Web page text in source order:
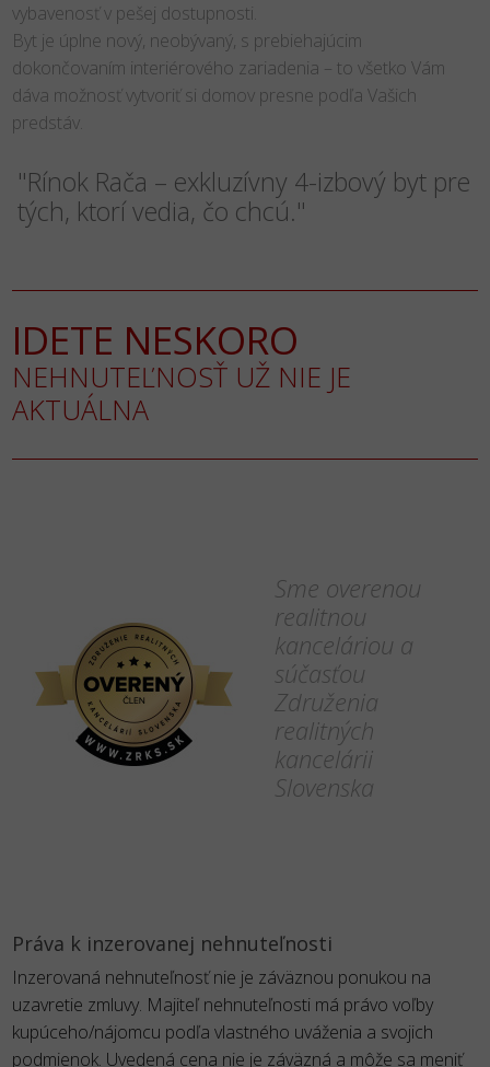
vybavenosť v pešej dostupnosti.
Byt je úplne nový, neobývaný, s prebiehajúcim
dokončovaním interiérového zariadenia – to všetko Vám
dáva možnosť vytvoriť si domov presne podľa Vašich
predstáv.
"Rínok Rača – exkluzívny 4-izbový byt pre
tých, ktorí vedia, čo chcú."
IDETE NESKORO
NEHNUTEĽNOSŤ UŽ NIE JE
AKTUÁLNA
Sme overenou
realitnou
kanceláriou a
súčasťou
Združenia
realitných
kancelárii
Slovenska
Práva k inzerovanej nehnuteľnosti
Inzerovaná nehnuteľnosť nie je záväznou ponukou na
uzavretie zmluvy. Majiteľ nehnuteľnosti má právo voľby
kupúceho/nájomcu podľa vlastného uváženia a svojich
podmienok. Uvedená cena nie je záväzná a môže sa meniť